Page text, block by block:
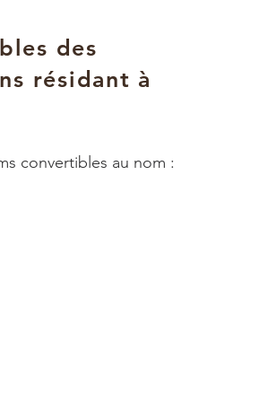
des
résidant à
convertibles au nom :